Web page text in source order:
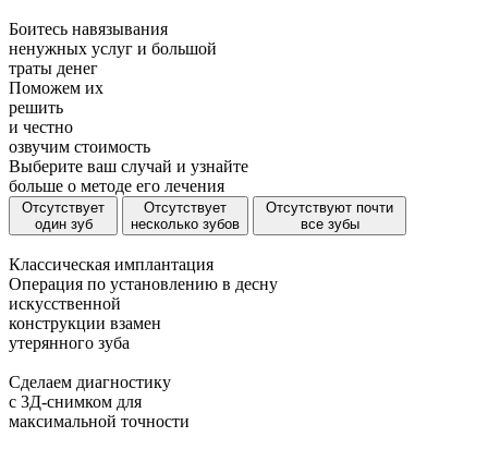
Боитесь навязывания
ненужных услуг и большой
траты денег
Поможем их
решить
и честно
озвучим стоимость
Выберите ваш случай и узнайте
больше о методе его лечения
Отсутствует
один зуб
Отсутствует
несколько зубов
Отсутствуют почти
все зубы
Классическая имплантация
Операция по установлению в десну
искусственной
конструкции взамен
утерянного зуба
Сделаем диагностику
с 3Д-снимком для
максимальной точности